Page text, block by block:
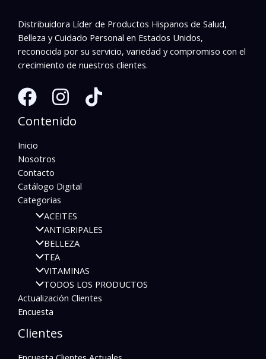
Distribuidora Líder de Productos Hispanos de Salud,
Belleza y Cuidado Personal en Estados Unidos,
reconocida por su servicio, variedad y compromiso con el
crecimiento de nuestros clientes.
Contenido
Inicio
Nosotros
Contacto
Catálogo Digital
Categorias
ACEITES
ANTIGRIPALES
BELLEZA
TEA
VITAMINAS
TODOS LOS PRODUCTOS
Actualización Clientes
Encuesta
Clientes